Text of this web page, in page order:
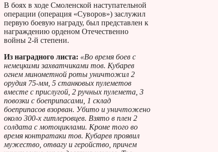
В боях в ходе Смоленской наступательной
операции (операция «Суворов») заслужил
первую боевую награду, был представлен к
награждению орденом Отечественно
войны 2-й степени.
Из наградного листа: «Во время боев с
немецкими захватчиками тов. Кубарев
огнем минометной роты уничтожил 2
орудия 75-мм, 5 станковых пулеметов
вместе с прислугой, 2 ручных пулемета, 3
повозки с боеприпасами, 1 склад
боеприпасов взорван. Убито и уничтожено
около 300-х гитлеровцев. Взято в плен 2
солдата с мотоциклами. Кроме того во
время контратаки тов. Кубарев проявил
мужество, отвагу и геройство, причем